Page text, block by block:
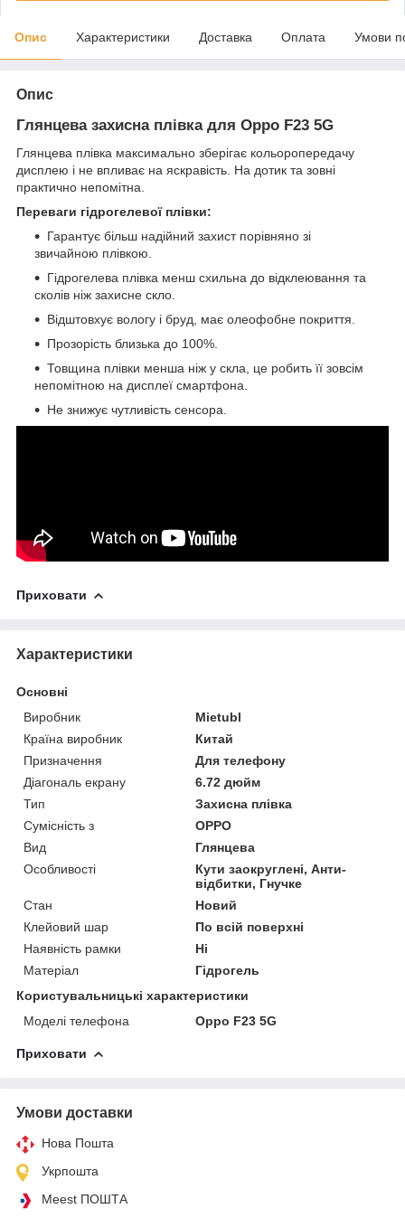
Опис Характеристики Доставка Оплата Умови
Опис
Глянцева захисна плівка для Oppo F23 5G
Глянцева плівка максимально зберігає кольоропередачу
дисплею і не впливає на яскравість. На дотик та зовні
практично непомітна.
Переваги гідрогелевої плівки:
Гарантує більш надійний захист порівняно зі
звичайною плівкою.
Гідрогелева плівка менш схильна до відклеювання та
сколів ніж захисне скло.
Відштовхує вологу і бруд, має олеофобне покриття.
Прозорість близька до 100%.
Товщина плівки менша ніж у скла, це робить її зовсім
непомітною на дисплеї смартфона.
Не знижує чутливість сенсора.
Приховати
Характеристики
Основні
Виробник
Mietubl
Країна виробник
Китай
Призначення
Для телефону
Діагональ екрану
6.72 дюйм
Тип
Захисна плівка
Сумісність з
OPPO
Вид
Глянцева
Особливості
Кути заокруглені, Анти-
відбитки, Гнучке
Стан
Новий
Клейовий шар
По всій поверхні
Наявність рамки
Ні
Матеріал
Гідрогель
Користувальницькі характеристики
Моделі телефона
Oppo F23 5G
Приховати
Умови доставки
Нова Пошта
Укрпошта
Meest ПОШТА